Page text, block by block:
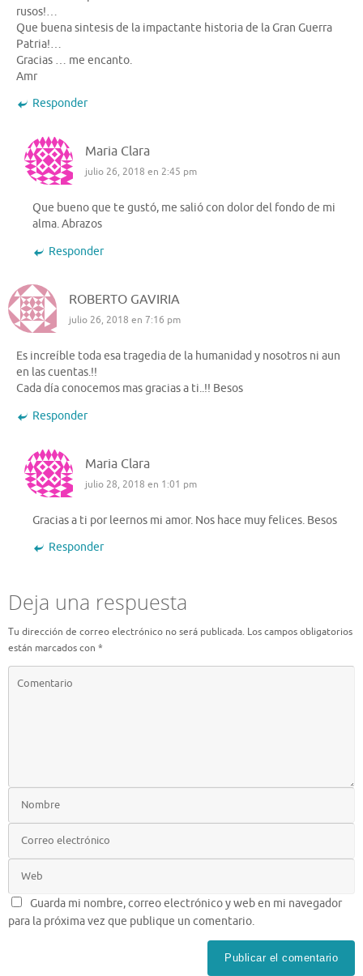
rusos!…
Que buena sintesis de la impactante historia de la Gran Guerra
Patria!…
Gracias … me encanto.
Amr
Responder
Maria Clara
julio 26, 2018 en 2:45 pm
Que bueno que te gustó, me salió con dolor del fondo de mi
alma. Abrazos
Responder
ROBERTO GAVIRIA
julio 26, 2018 en 7:16 pm
Es increíble toda esa tragedia de la humanidad y nosotros ni aun
en las cuentas.!!
Cada día conocemos mas gracias a ti..!! Besos
Responder
Maria Clara
julio 28, 2018 en 1:01 pm
Gracias a ti por leernos mi amor. Nos hace muy felices. Besos
Responder
Deja una respuesta
Tu dirección de correo electrónico no será publicada. Los campos obligatorios
están marcados con *
Guarda mi nombre, correo electrónico y web en mi navegador
para la próxima vez que publique un comentario.